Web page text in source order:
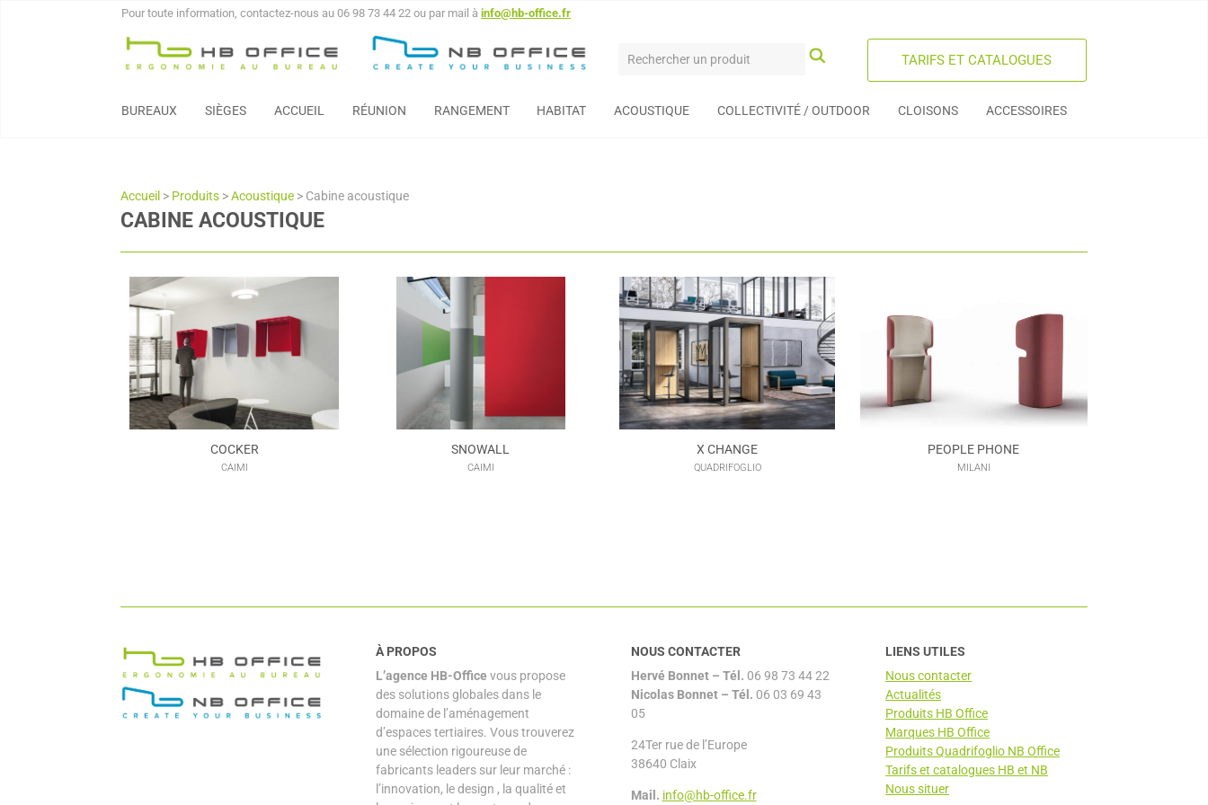
Pour toute information, contactez-nous au 06 98 73 44 22 ou par mail àinfo@hb-office.fr
TARIFS ET CATALOGUES
BUREAUX SIÈGES ACCUEIL RÉUNION RANGEMENT HABITAT ACOUSTIQUE COLLECTIVITÉ / OUTDOOR CLOISONS ACCESSOIRES
Accueil > Produits >Acoustique > Cabine acoustique
CABINE ACOUSTIQUE
COCKER
CAIMI
SNOWALL
CAIMI
X CHANGE
QUADRIFOGLIO
PEOPLE PHONE
MILANI
À PROPOS
L’agence HB-Office vous propose
des solutions globales dans le
domaine de l’aménagement
d’espaces tertiaires. Vous trouverez
une sélection rigoureuse de
fabricants leaders sur leur marché :
l’innovation, le design , la qualité et
NOUS CONTACTER
Hervé Bonnet – Tél. 06 98 73 44 22
Nicolas Bonnet – Tél. 06 03 69 43
05
24Ter rue de l’Europe
38640 Claix
Mail. info@hb-office.fr
LIENS UTILES
Nous contacter
Actualités
Produits HB Office
Marques HB Office
Produits Quadrifoglio NB Office
Tarifs et catalogues HB et NB
Nous situer